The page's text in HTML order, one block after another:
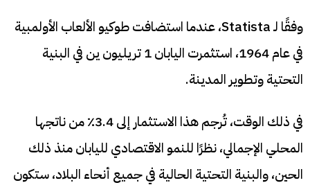
وفقًا لـ Statista، عندما استضافت طوكيو الألعاب الأولمبية
في عام 1964، استثمرت اليابان 1 تريليون ين في البنية
التحتية وتطوير المدينة.
في ذلك الوقت، تُرجم هذا الاستثمار إلى 3.4٪ من ناتجها
المحلي الإجمالي، نظرًا للنمو الاقتصادي لليابان منذ ذلك
الحين، والبنية التحتية الحالية في جميع أنحاء البلاد، ستكون